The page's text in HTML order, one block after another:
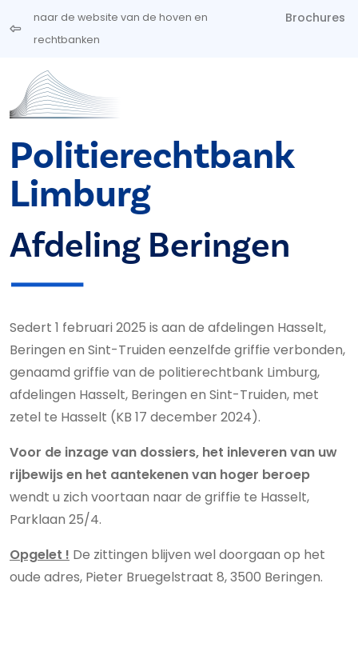
Overslaan en naar de inhoud gaan
naar de website van de hoven en
rechtbanken
Brochures
Politierechtbank
Limburg
Afdeling Beringen
Sedert 1 februari 2025 is aan de afdelingen Hasselt,
Beringen en Sint-Truiden eenzelfde griffie verbonden,
genaamd griffie van de politierechtbank Limburg,
afdelingen Hasselt, Beringen en Sint-Truiden, met
zetel te Hasselt (KB 17 december 2024).
Voor de inzage van dossiers, het inleveren van uw
rijbewijs en het aantekenen van hoger beroep
wendt u zich voortaan naar de griffie te Hasselt,
Parklaan 25/4.
Opgelet ! De zittingen blijven wel doorgaan op het
oude adres, Pieter Bruegelstraat 8, 3500 Beringen.